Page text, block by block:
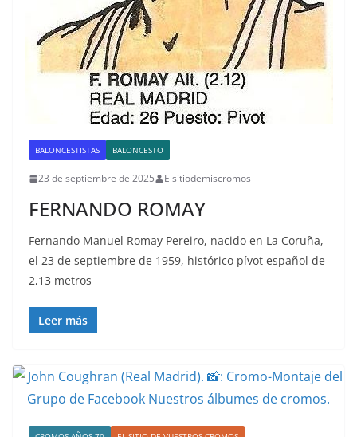
BALONCESTISTAS BALONCESTO
23 de septiembre de 2025 Elsitiodemiscromos
FERNANDO ROMAY
Fernando Manuel Romay Pereiro, nacido en La Coruña,
el 23 de septiembre de 1959, histórico pívot español de
2,13 metros
Leer más